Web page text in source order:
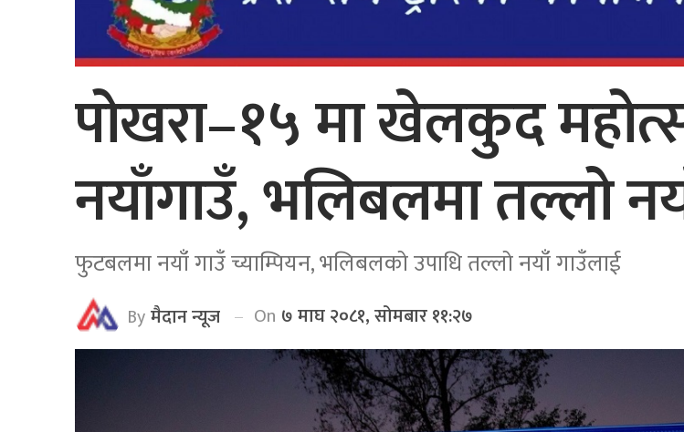
पोखरा–१५ मा खेलकुद
नयाँगाउँ, भलिबलमा तल्लो
फुटबलमा नयाँ गाउँ च्याम्पियन, भलिबलको उपाधि तल्लो नयाँ गाउँलाई
Byमैदान न्यूज On ७ माघ २०८१, सोमबार ११:२७